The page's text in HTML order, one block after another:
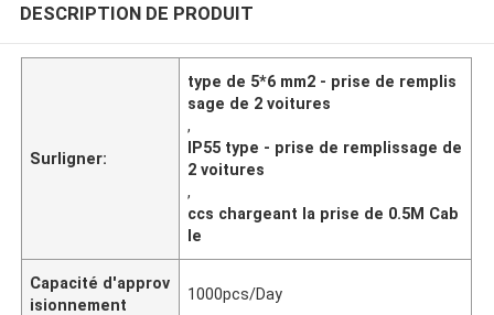
DESCRIPTION DE PRODUIT
Surligner:
type de 5*6 mm2 - prise de remplis
sage de 2 voitures
,
IP55 type - prise de remplissage de
2 voitures
,
ccs chargeant la prise de 0.5M Cab
le
Capacité d'approv
isionnement
1000pcs/Day